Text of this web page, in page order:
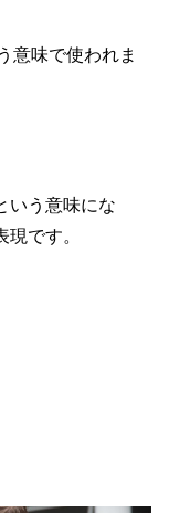
意味で使われま
いう意味にな
です。